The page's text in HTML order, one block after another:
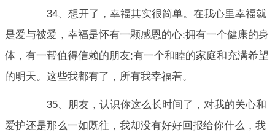
34、想开了，幸福其实很简单。在我心里幸福就
是爱与被爱，幸福是怀有一颗感恩的心;拥有一个健康的身
体，有一帮值得信赖的朋友;有一个和睦的家庭和充满希望
的明天。这些我都有了，所有我幸福着。
35、朋友，认识你这么长时间了，对我的关心和
爱护还是那么一如既往，我却没有好好回报给你什么，我